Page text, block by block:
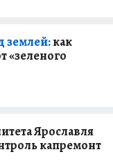
землей:как
«зеленого
Ярославля
капремонт